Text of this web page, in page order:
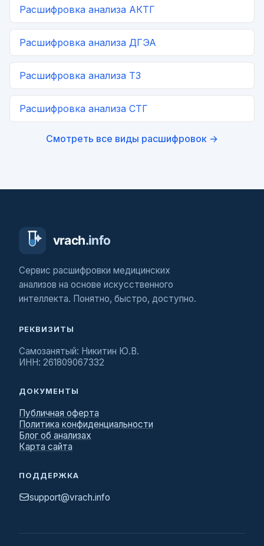
Расшифровка анализа АКТГ
Расшифровка анализа ДГЭА
Расшифровка анализа Т3
Расшифровка анализа СТГ
Смотреть все виды расшифровок →
Сервис расшифровки медицинских
анализов на основе искусственного
интеллекта. Понятно, быстро, доступно.
РЕКВИЗИТЫ
Самозанятый: Никитин Ю.В.
ИНН: 261809067332
ДОКУМЕНТЫ
Публичная оферта
Политика конфиденциальности
Блог об анализах
Карта сайта
ПОДДЕРЖКА
support@vrach.info